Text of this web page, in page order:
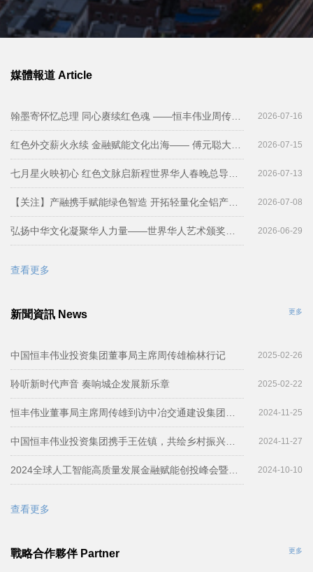
媒體報道 Article
2026-07-16
2026-07-15
2026-07-13
2026-07-08
2026-06-29
查看更多
新聞資訊 News 更多
中国恒丰伟业投资集团董事局主席周传雄榆林行记 2025-02-26
聆听新时代声音 奏响城企发展新乐章 2025-02-22
2024-11-25
2024-11-27
2024-10-10
查看更多
戰略合作夥伴 Partner 更多